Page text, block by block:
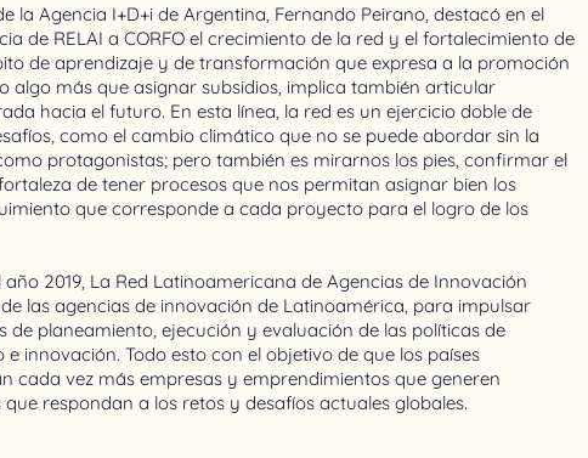
la Agencia I+D+i de Argentina, Fernando Peirano, destacó en el
de RELAI a CORFO el crecimiento de la red y el fortalecimiento de
de aprendizaje y de transformación que expresa a la promoción
algo más que asignar subsidios, implica también articular
hacia el futuro. En esta línea, la red es un ejercicio doble de
como el cambio climático que no se puede abordar sin la
protagonistas; pero también es mirarnos los pies, confirmar el
de tener procesos que nos permitan asignar bien los
que corresponde a cada proyecto para el logro de los
año 2019, La Red Latinoamericana de Agencias de Innovación
las agencias de innovación de Latinoamérica, para impulsar
de planeamiento, ejecución y evaluación de las políticas de
e innovación. Todo esto con el objetivo de que los países
cada vez más empresas y emprendimientos que generen
respondan a los retos y desafíos actuales globales.